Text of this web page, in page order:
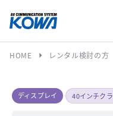
HOME arrow_right レンタル検討の方
ディスプレイ 40インチク